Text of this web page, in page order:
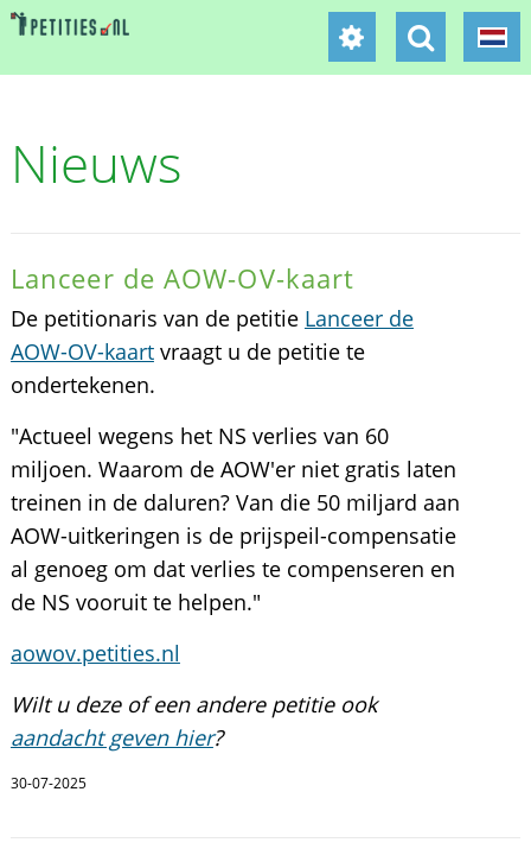
Nieuws
Lanceer de AOW-OV-kaart
De petitionaris van de petitie Lanceer de
AOW-OV-kaartvraagt u de petitie te
ondertekenen.
"Actueel wegens het NS verlies van 60
miljoen. Waarom de AOW'er niet gratis laten
treinen in de daluren? Van die 50 miljard aan
AOW-uitkeringen is de prijspeil-compensatie
al genoeg om dat verlies te compenseren en
de NS vooruit te helpen."
aowov.petities.nl
Wilt u deze of een andere petitie ook
aandacht geven hier?
30-07-2025